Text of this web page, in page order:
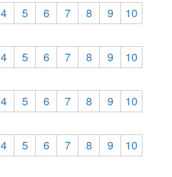
4 5 6 7 8 9
10
4 5 6 7 8 9
10
4 5 6 7 8 9
10
4 5 6 7 8 9
10